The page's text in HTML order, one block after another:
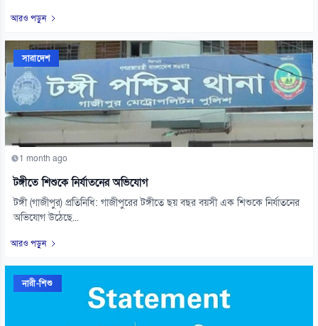
আরও পড়ুন
সারাদেশ
1 month ago
টঙ্গীতে শিশুকে নির্যাতনের অভিযোগ
টঙ্গী (গাজীপুর) প্রতিনিধি: গাজীপুরের টঙ্গীতে ছয় বছর বয়সী এক শিশুকে নির্যাতনের
অভিযোগ উঠেছে...
আরও পড়ুন
নারী-শিশু